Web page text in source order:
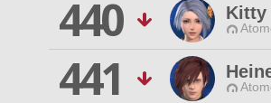
440 Kitty
441